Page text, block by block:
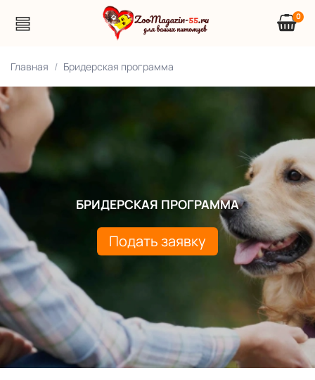
0
Главная Бридерская программа
БРИДЕРСКАЯ ПРОГРАММА
Подать заявку